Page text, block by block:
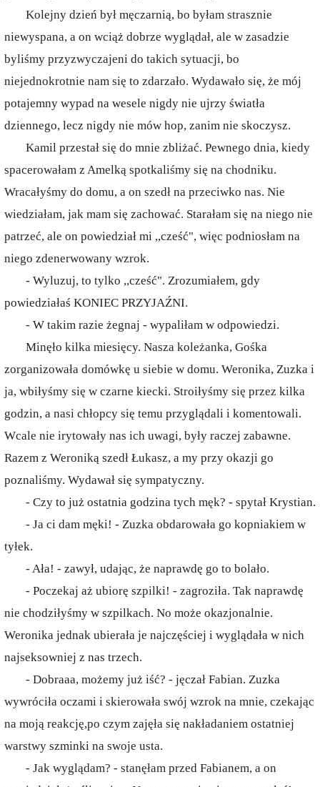
Kolejny dzień był męczarnią, bo byłam strasznie
niewyspana, a on wciąż dobrze wyglądał, ale w zasadzie
byliśmy przyzwyczajeni do takich sytuacji, bo
niejednokrotnie nam się to zdarzało. Wydawało się, że mój
potajemny wypad na wesele nigdy nie ujrzy światła
dziennego, lecz nigdy nie mów hop, zanim nie skoczysz.
Kamil przestał się do mnie zbliżać. Pewnego dnia, kiedy
spacerowałam z Amelką spotkaliśmy się na chodniku.
Wracałyśmy do domu, a on szedł na przeciwko nas. Nie
wiedziałam, jak mam się zachować. Starałam się na niego nie
patrzeć, ale on powiedział mi ,,cześć", więc podniosłam na
niego zdenerwowany wzrok.
- Wyluzuj, to tylko ,,cześć". Zrozumiałem, gdy
powiedziałaś KONIEC PRZYJAŹNI.
- W takim razie żegnaj - wypaliłam w odpowiedzi.
Minęło kilka miesięcy. Nasza koleżanka, Gośka
zorganizowała domówkę u siebie w domu. Weronika, Zuzka i
ja, wbiłyśmy się w czarne kiecki. Stroiłyśmy się przez kilka
godzin, a nasi chłopcy się temu przyglądali i komentowali.
Wcale nie irytowały nas ich uwagi, były raczej zabawne.
Razem z Weroniką szedł Łukasz, a my przy okazji go
poznaliśmy. Wydawał się sympatyczny.
- Czy to już ostatnia godzina tych męk? - spytał Krystian.
- Ja ci dam męki! - Zuzka obdarowała go kopniakiem w
tyłek.
- Ała! - zawył, udając, że naprawdę go to bolało.
- Poczekaj aż ubiorę szpilki! - zagroziła. Tak naprawdę
nie chodziłyśmy w szpilkach. No może okazjonalnie.
Weronika jednak ubierała je najczęściej i wyglądała w nich
najseksowniej z nas trzech.
- Dobraaa, możemy już iść? - jęczał Fabian. Zuzka
wywróciła oczami i skierowała swój wzrok na mnie, czekając
na moją reakcję,po czym zajęła się nakładaniem ostatniej
warstwy szminki na swoje usta.
- Jak wyglądam? - stanęłam przed Fabianem, a on